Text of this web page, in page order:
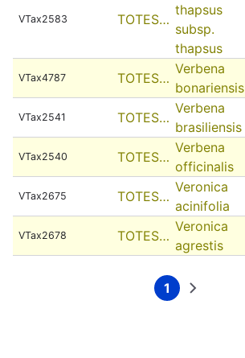
VTax2583 TOTES…
thapsus
subsp.
thapsus
VTax4787 TOTES…
Verbena
bonariensis
VTax2541 TOTES…
Verbena
brasiliensis
VTax2540 TOTES…
Verbena
officinalis
VTax2675 TOTES…
Veronica
acinifolia
VTax2678 TOTES…
Veronica
agrestis
Current
1
Next